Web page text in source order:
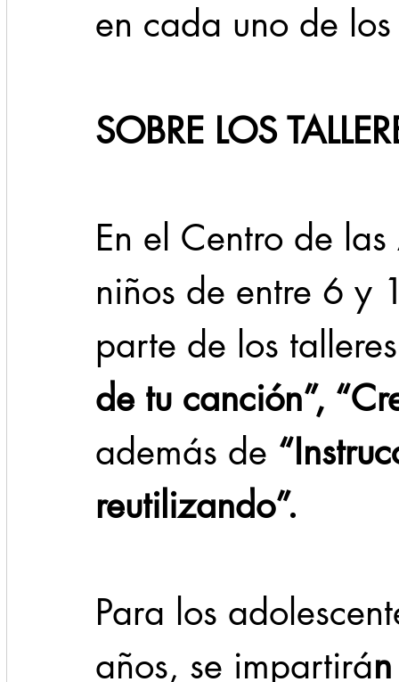
en cada uno de
SOBRE LOS
En el Centro de
niños de entre 6 y
parte de los
de tu canción”,
además de
reutilizando”.
Para los
años, se impartirá